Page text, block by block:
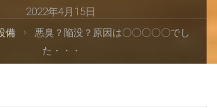
2022年4月15日
備
悪臭？陥没？原因は〇〇〇〇〇でし
た・・・